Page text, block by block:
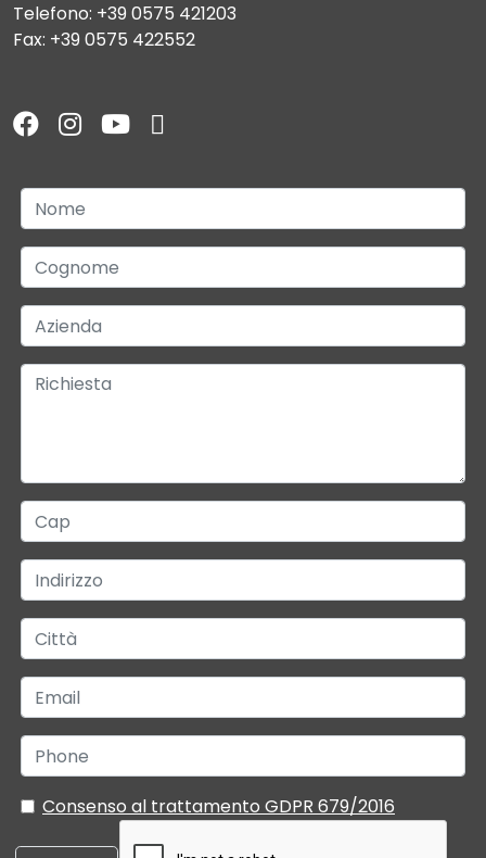
Telefono: +39 0575 421203
Fax: +39 0575 422552
Consenso al trattamento GDPR 679/2016